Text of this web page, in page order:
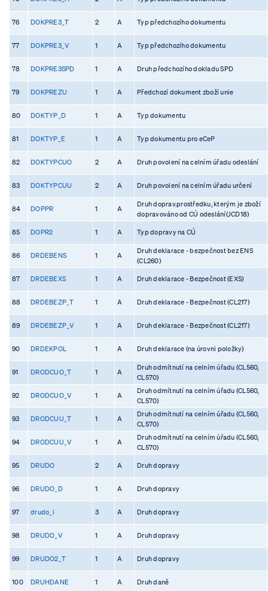
76 DOKPRE3_T 2 A Typ předchozího dokumentu
77 DOKPRE3_V 1 A Typ předchozího dokumentu
78 DOKPRE3SPD 1 A Druh předchozího dokladu SPD
79 DOKPREZU 1 A Předchozí dokument zboží unie
80 DOKTYP_D 1 A Typ dokumentu
81 DOKTYP_E 1 A Typ dokumentu pro eCeP
82 DOKTYPCUO 2 A Druh povolení na celním úřadu odeslání
83 DOKTYPCUU 2 A Druh povolení na celním úřadu určení
84 DOPPR 1 A
Druh doprav.prostředku, kterým je zboží
dopravováno od CÚ odeslání(JCD18)
85 DOPR2 1 A Typ dopravy na CÚ
86 DRDEBENS 1 A
Druh deklarace - bezpečnost bez ENS
(CL260)
87 DRDEBEXS 1 A Druh deklarace - Bezpečnost (EXS)
88 DRDEBEZP_T 1 A Druh deklarace - Bezpečnost (CL217)
89 DRDEBEZP_V 1 A Druh deklarace - Bezpečnost (CL217)
90 DRDEKPOL 1 A Druh deklarace (na úrovni položky)
91 DRODCUO_T 1 A
Druh odmítnutí na celním úřadu (CL560,
CL570)
92 DRODCUO_V 1 A
Druh odmítnutí na celním úřadu (CL560,
CL570)
93 DRODCUU_T 1 A
Druh odmítnutí na celním úřadu (CL560,
CL570)
94 DRODCUU_V 1 A
Druh odmítnutí na celním úřadu (CL560,
CL570)
95 DRUDO 2 A Druh dopravy
96 DRUDO_D 1 A Druh dopravy
97 drudo_i 3 A Druh dopravy
98 DRUDO_V 1 A Druh dopravy
99 DRUDO2_T 1 A Druh dopravy
100 DRUHDANE 1 A Druh daně